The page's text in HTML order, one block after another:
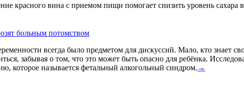
красного вина с приемом пищи помогает снизить уровень
больным потомством
всегда было предметом для дискуссий. Мало, кто знает
забывая о том, что это может быть опасно для ребёнка.
которое называется фетальный алкогольный синдром. →